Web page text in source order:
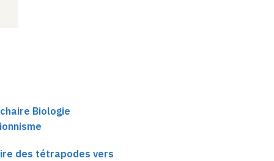
Biologie
des tétrapodes vers